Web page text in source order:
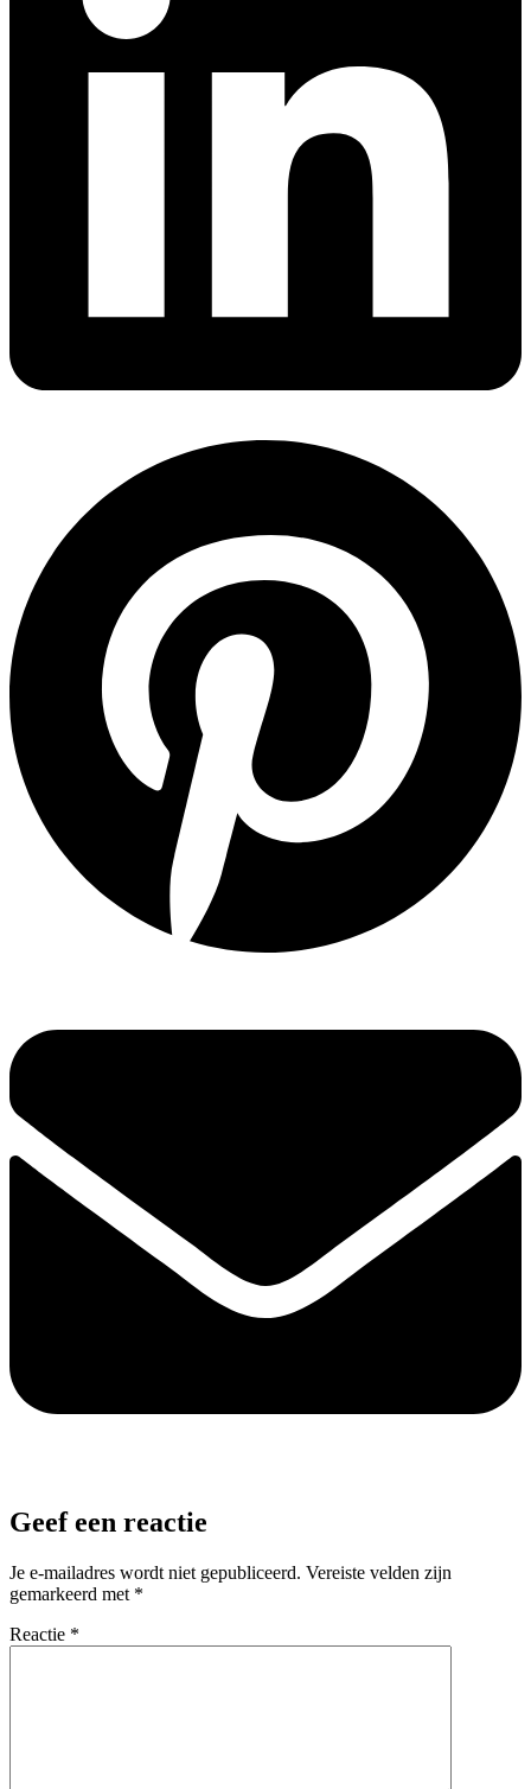
Geef een reactie
Je e-mailadres wordt niet gepubliceerd. Vereiste velden zijn
gemarkeerd met *
Reactie *